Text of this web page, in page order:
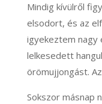
Mindig kívülről
elsodort, és az
igyekeztem nagy
lelkesedett
örömujjongást.
Sokszor másnap